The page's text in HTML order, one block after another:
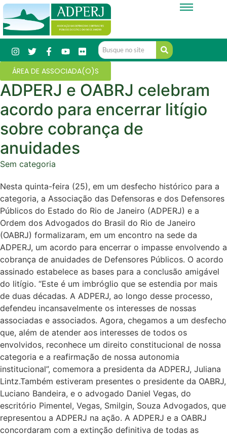
ÁREA DE ASSOCIADA(O)S
ADPERJ e OABRJ celebram
acordo para encerrar litígio
sobre cobrança de
anuidades
Sem categoria
Nesta quinta-feira (25), em um desfecho histórico para a
categoria, a Associação das Defensoras e dos Defensores
Públicos do Estado do Rio de Janeiro (ADPERJ) e a
Ordem dos Advogados do Brasil do Rio de Janeiro
(OABRJ) formalizaram, em um encontro na sede da
ADPERJ, um acordo para encerrar o impasse envolvendo a
cobrança de anuidades de Defensores Públicos. O acordo
assinado estabelece as bases para a conclusão amigável
do litígio. “Este é um imbróglio que se estendia por mais
de duas décadas. A ADPERJ, ao longo desse processo,
defendeu incansavelmente os interesses de nossas
associadas e associados. Agora, chegamos a um desfecho
que, além de atender aos interesses de todos os
envolvidos, reconhece um direito constitucional de nossa
categoria e a reafirmação de nossa autonomia
institucional”, comemora a presidenta da ADPERJ, Juliana
Lintz.Também estiveram presentes o presidente da OABRJ,
Luciano Bandeira, e o advogado Daniel Vegas, do
escritório Pimentel, Vegas, Smilgin, Souza Advogados, que
representou a ADPERJ na ação. A ADPERJ e a OABRJ
concordaram com a extinção definitiva de todas as